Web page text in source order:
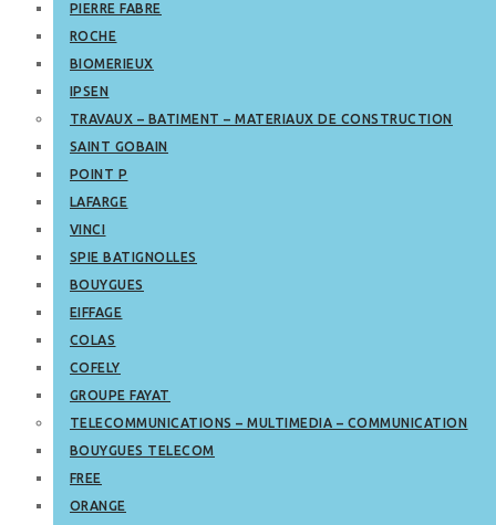
PIERRE FABRE
ROCHE
BIOMERIEUX
IPSEN
TRAVAUX – BATIMENT – MATERIAUX DE CONSTRUCTION
SAINT GOBAIN
POINT P
LAFARGE
VINCI
SPIE BATIGNOLLES
BOUYGUES
EIFFAGE
COLAS
COFELY
GROUPE FAYAT
TELECOMMUNICATIONS – MULTIMEDIA – COMMUNICATION
BOUYGUES TELECOM
FREE
ORANGE